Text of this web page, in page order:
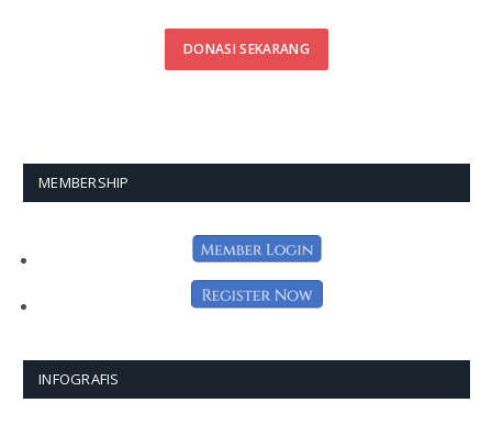
DONASI SEKARANG
MEMBERSHIP
INFOGRAFIS